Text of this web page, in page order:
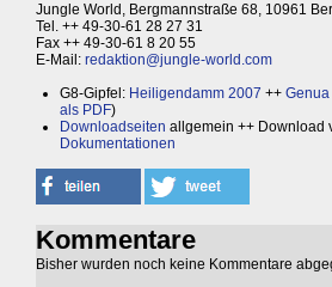
Jungle World, Bergmannstraße 68, 10961
Tel. ++ 49-30-61 28 27 31
Fax ++ 49-30-61 8 20 55
E-Mail: redaktion@jungle-world.com
G8-Gipfel: Heiligendamm 2007 ++
als PDF)
Downloadseiten allgemein ++ Download
Dokumentationen
Kommentare
Bisher wurden noch keine Kommentare